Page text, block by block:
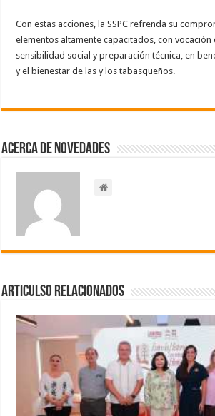
Con estas acciones, la SSPC refrenda su
elementos altamente capacitados, con vocación
sensibilidad social y preparación técnica, en
y el bienestar de las y los tabasqueños.
Acerca de NOVEDADES
Articulso Relacionados